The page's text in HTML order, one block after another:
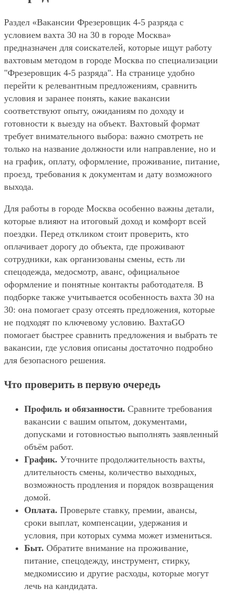
Раздел «Вакансии Фрезеровщик 4-5 разряда с
условием вахта 30 на 30 в городе Москва»
предназначен для соискателей, которые ищут работу
вахтовым методом в городе Москва по специализации
"Фрезеровщик 4-5 разряда". На странице удобно
перейти к релевантным предложениям, сравнить
условия и заранее понять, какие вакансии
соответствуют опыту, ожиданиям по доходу и
готовности к выезду на объект. Вахтовый формат
требует внимательного выбора: важно смотреть не
только на название должности или направление, но и
на график, оплату, оформление, проживание, питание,
проезд, требования к документам и дату возможного
выхода.
Для работы в городе Москва особенно важны детали,
которые влияют на итоговый доход и комфорт всей
поездки. Перед откликом стоит проверить, кто
оплачивает дорогу до объекта, где проживают
сотрудники, как организованы смены, есть ли
спецодежда, медосмотр, аванс, официальное
оформление и понятные контакты работодателя. В
подборке также учитывается особенность вахта 30 на
30: она помогает сразу отсеять предложения, которые
не подходят по ключевому условию. ВахтаGO
помогает быстрее сравнить предложения и выбрать те
вакансии, где условия описаны достаточно подробно
для безопасного решения.
Что проверить в первую очередь
Профиль и обязанности. Сравните требования
вакансии с вашим опытом, документами,
допусками и готовностью выполнять заявленный
объём работ.
График. Уточните продолжительность вахты,
длительность смены, количество выходных,
возможность продления и порядок возвращения
домой.
Оплата. Проверьте ставку, премии, авансы,
сроки выплат, компенсации, удержания и
условия, при которых сумма может измениться.
Быт. Обратите внимание на проживание,
питание, спецодежду, инструмент, стирку,
медкомиссию и другие расходы, которые могут
лечь на кандидата.